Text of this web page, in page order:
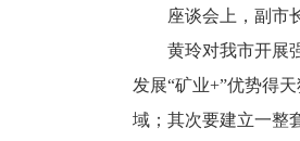
座谈会上，副市长
黄玲对我市开展强
发展“矿业+”优势得
域；其次要建立一整